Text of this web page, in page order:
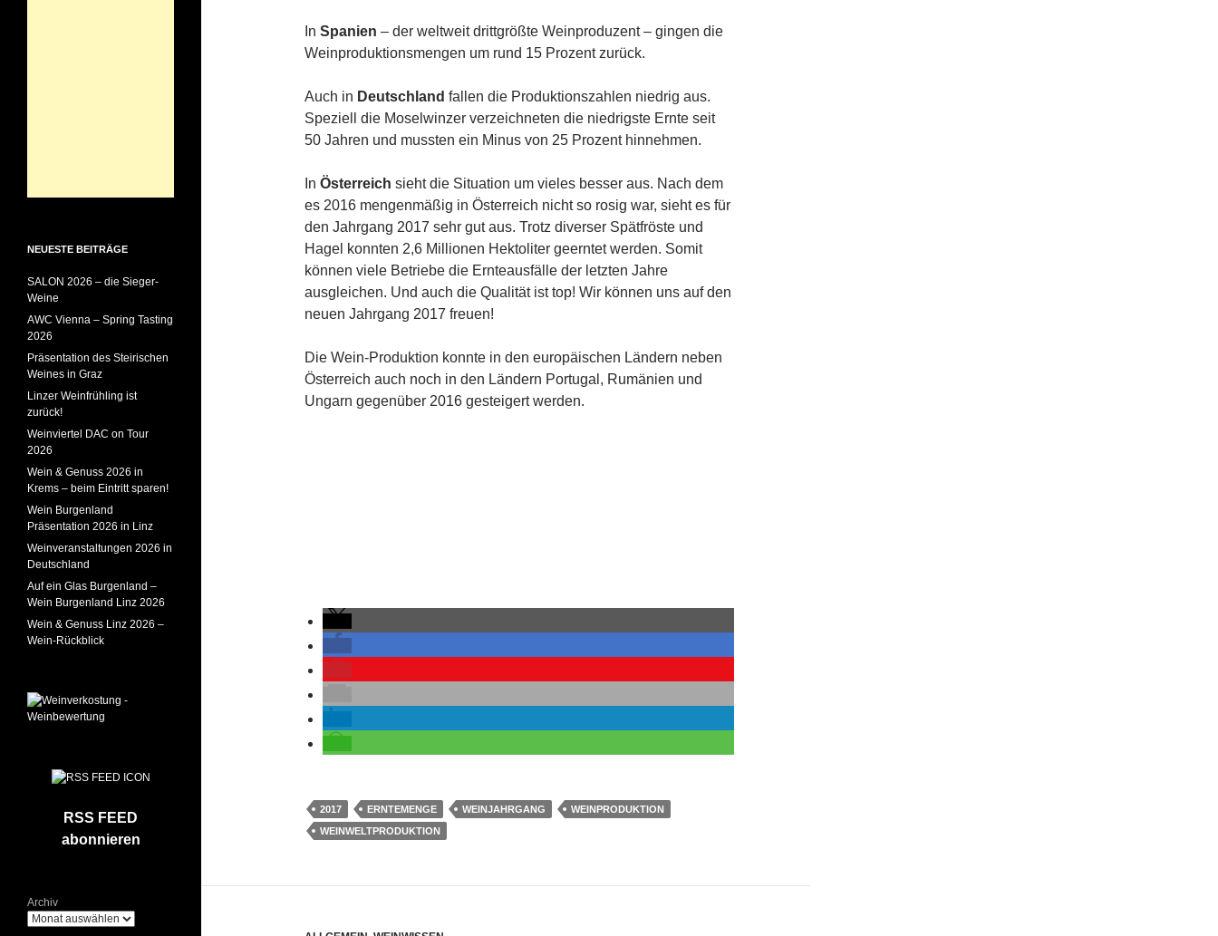
In Spanien – der weltweit drittgrößte Weinproduzent – gingen die
Weinproduktionsmengen um rund 15 Prozent zurück.
Auch in Deutschland fallen die Produktionszahlen niedrig aus.
Speziell die Moselwinzer verzeichneten die niedrigste Ernte seit
50 Jahren und mussten ein Minus von 25 Prozent hinnehmen.
In Österreich sieht die Situation um vieles besser aus. Nach dem
es 2016 mengenmäßig in Österreich nicht so rosig war, sieht es für
den Jahrgang 2017 sehr gut aus. Trotz diverser Spätfröste und
Hagel konnten 2,6 Millionen Hektoliter geerntet werden. Somit
können viele Betriebe die Ernteausfälle der letzten Jahre
ausgleichen. Und auch die Qualität ist top! Wir können uns auf den
neuen Jahrgang 2017 freuen!
Die Wein-Produktion konnte in den europäischen Ländern neben
Österreich auch noch in den Ländern Portugal, Rumänien und
Ungarn gegenüber 2016 gesteigert werden.
2017 ERNTEMENGE WEINJAHRGANG
WEINPRODUKTION
WEINWELTPRODUKTION
NEUESTE BEITRÄGE
SALON 2026 – die Sieger-
Weine
AWC Vienna – Spring Tasting
2026
Präsentation des Steirischen
Weines in Graz
Linzer Weinfrühling ist
zurück!
Weinviertel DAC on Tour
2026
Wein & Genuss 2026 in
Krems – beim Eintritt sparen!
Wein Burgenland
Präsentation 2026 in Linz
Weinveranstaltungen 2026 in
Deutschland
Auf ein Glas Burgenland –
Wein Burgenland Linz 2026
Wein & Genuss Linz 2026 –
Wein-Rückblick
RSS FEED
abonnieren
Archiv